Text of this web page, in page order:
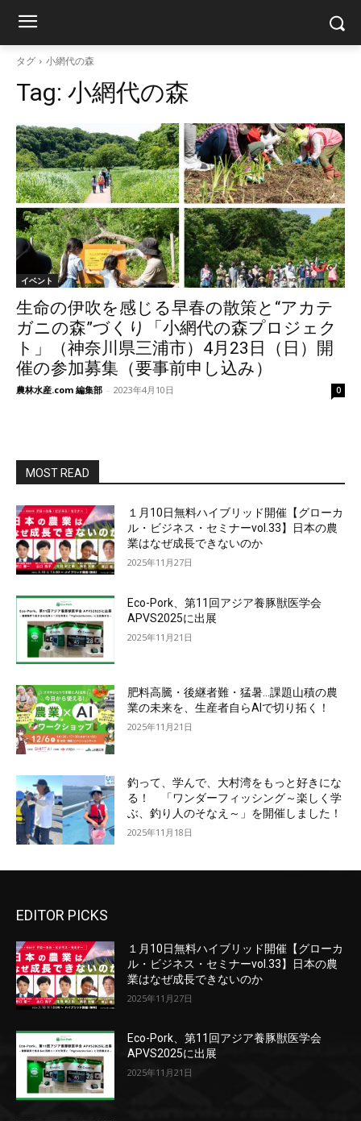
タグ 小網代の森
Tag: 小網代の森
イベント
生命の伊吹を感じる早春の散策と“アカテ
ガニの森”づくり「小網代の森プロジェク
ト」（神奈川県三浦市）4月23日（日）開
催の参加募集（要事前申し込み）
農林水産.com 編集部 - 2023年4月10日 0
MOST READ
１月10日無料ハイブリッド開催【グローカ
ル・ビジネス・セミナーvol.33】日本の農
業はなぜ成長できないのか
2025年11月27日
Eco-Pork、第11回アジア養豚獣医学会
APVS2025に出展
2025年11月21日
肥料高騰・後継者難・猛暑…課題山積の農
業の未来を、生産者自らAIで切り拓く！
2025年11月21日
釣って、学んで、大村湾をもっと好きにな
る！ 「ワンダーフィッシング～楽しく学
ぶ、釣り人のそなえ～」を開催しました！
2025年11月18日
EDITOR PICKS
１月10日無料ハイブリッド開催【グローカ
ル・ビジネス・セミナーvol.33】日本の農
業はなぜ成長できないのか
2025年11月27日
Eco-Pork、第11回アジア養豚獣医学会
APVS2025に出展
2025年11月21日